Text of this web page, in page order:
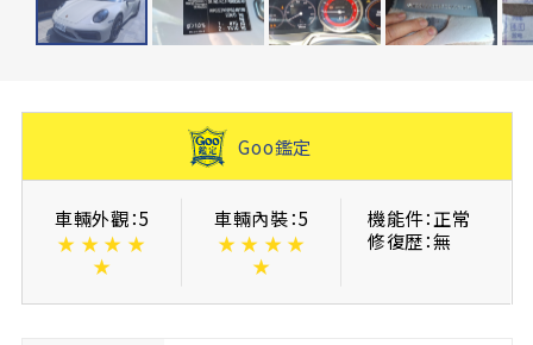
Goo鑑定
車輛外觀：5
★ ★ ★ ★
★
車輛內裝：5
★ ★ ★ ★
★
機能件：正常
修復歴：無